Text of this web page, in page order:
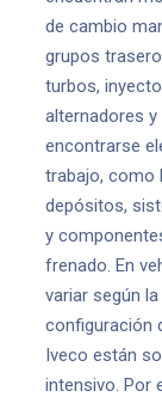
de cambio
grupos
turbos,
alternadores y
encontrarse
trabajo, como
depósitos,
y
frenado. En
variar según
configuración
Iveco están
intensivo. Por